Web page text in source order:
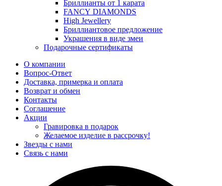
Бриллианты от 1 карата
FANCY DIAMONDS
High Jewellery
Бриллиантовое предложение
Украшения в виде змеи
Подарочные сертификаты
О компании
Вопрос-Ответ
Доставка, примерка и оплата
Возврат и обмен
Контакты
Соглашение
Акции
Гравировка в подарок
Желаемое изделие в рассрочку!
Звезды с нами
Связь с нами